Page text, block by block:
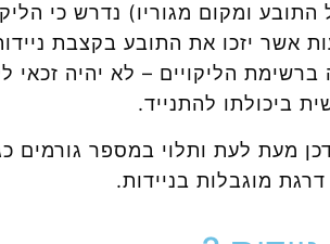
ומקום מגוריו) נדרש כי
אשר יזכו את התובע בקצבת
ברשימת הליקויים – לא יהיה
ביכולתו להתנייד.
מעת לעת ותלוי במספר גורמים
מוגבלות בניידות.